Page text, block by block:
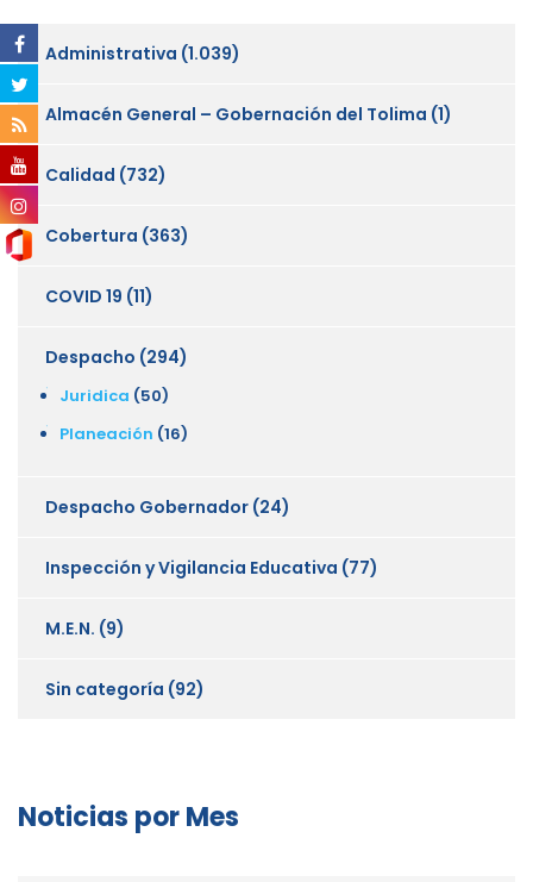
Administrativa (1.039)
Almacén General – Gobernación del Tolima (1)
Calidad (732)
Cobertura (363)
COVID 19 (11)
Despacho (294)
Juridica (50)
Planeación (16)
Despacho Gobernador (24)
Inspección y Vigilancia Educativa (77)
M.E.N. (9)
Sin categoría (92)
Noticias por Mes